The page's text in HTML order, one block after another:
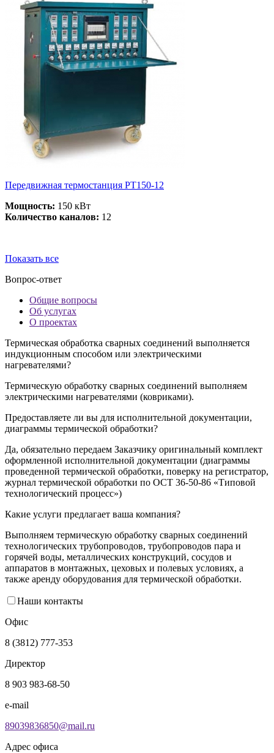
Передвижная термостанция РТ150-12
Мощность: 150 кВт
Количество каналов: 12
Показать все
Вопрос-ответ
Общие вопросы
Об услугах
О проектах
Термическая обработка сварных соединений выполняется
индукционным способом или электрическими
нагревателями?
Термическую обработку сварных соединений выполняем
электрическими нагревателями (ковриками).
Предоставляете ли вы для исполнительной документации,
диаграммы термической обработки?
Да, обязательно передаем Заказчику оригинальный комплект
оформленной исполнительной документации (диаграммы
проведенной термической обработки, поверку на регистратор,
журнал термической обработки по ОСТ 36-50-86 «Типовой
технологический процесс»)
Какие услуги предлагает ваша компания?
Выполняем термическую обработку сварных соединений
технологических трубопроводов, трубопроводов пара и
горячей воды, металлических конструкций, сосудов и
аппаратов в монтажных, цеховых и полевых условиях, а
также аренду оборудования для термической обработки.
Наши контакты
Офис
8 (3812) 777-353
Директор
8 903 983-68-50
e-mail
89039836850@mail.ru
Адрес офиса